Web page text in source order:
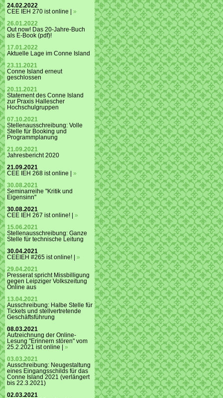
24.02.2022
CEE IEH 270 ist online | »
26.01.2022
Out now! Das 20-Jahre-Buch
als E-Book (pdf)!
17.01.2022
Aktuelle Lage im Conne Island
23.11.2021
Conne Island erneut
geschlossen
20.11.2021
Statement des Conne Island
zur Praxis Hallescher
Hochschulgruppen
07.10.2021
Stellenausschreibung: Volle
Stelle für Booking und
Programmplanung
21.09.2021
Jahresbericht 2020
21.09.2021
CEE IEH 268 ist online | »
30.08.2021
Seminarreihe "Kritik und
Eigensinn"
30.08.2021
CEE IEH 267 ist online! | »
15.06.2021
Stellenausschreibung: Ganze
Stelle für technische Leitung
30.04.2021
CEEIEH #265 ist online! | »
29.04.2021
Presserat spricht Missbilligung
gegen Leipziger Volkszeitung
Online aus
13.04.2021
Ausschreibung: Halbe Stelle für
Tickets und stellvertretende
Geschäftsführung
08.03.2021
Aufzeichnung der Online-
Lesung "Erinnern stören" vom
25.2.2021 ist online | »
03.03.2021
Ausschreibung: Neugestaltung
eines Eingangsschilds für das
Conne Island 2021 (verlängert
bis 22.3.2021)
02.03.2021